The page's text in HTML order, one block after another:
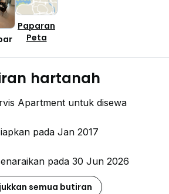
Paparan
Peta
hartanah
Apartment untuk disewa
pada Jan 2017
pada 30 Jun 2026
semua butiran